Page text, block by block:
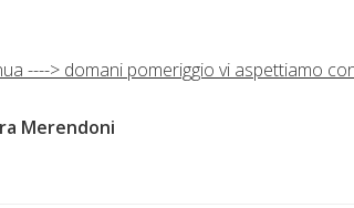
----> domani pomeriggio vi aspettiamo
Merendoni